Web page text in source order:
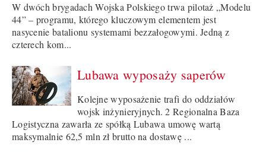
W dwóch brygadach Wojska Polskiego trwa pilotaż „Modelu
44” – programu, którego kluczowym elementem jest
nasycenie batalionu systemami bezzałogowymi. Jedną z
czterech kom...
Lubawa wyposaży saperów
Kolejne wyposażenie trafi do oddziałów
wojsk inżynieryjnych. 2 Regionalna Baza
Logistyczna zawarła ze spółką Lubawa umowę wartą
maksymalnie 62,5 mln zł brutto na dostawę ...